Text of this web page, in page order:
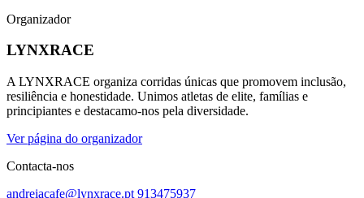
Organizador
LYNXRACE
A LYNXRACE organiza corridas únicas que promovem inclusão,
resiliência e honestidade. Unimos atletas de elite, famílias e
principiantes e destacamo-nos pela diversidade.
Ver página do organizador
Contacta-nos
andreiacafe@lynxrace.pt 913475937